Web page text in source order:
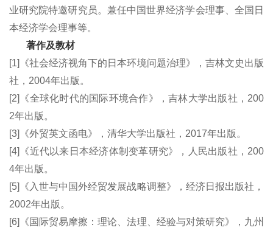
业研究院特邀研究员。兼任中国世界经济学会理事、全国日
本经济学会理事等。
著作及教材
[1]《社会经济视角下的日本环境问题治理》，吉林文史出版
社，2004年出版。
[2]《全球化时代的国际环境合作》，吉林大学出版社，200
2年出版。
[3]《外贸英文函电》，清华大学出版社，2017年出版。
[4]《近代以来日本经济体制变革研究》，人民出版社，200
4年出版。
[5]《入世与中国外经贸发展战略调整》，经济日报出版社，
2002年出版。
[6]《国际贸易摩擦：理论、法理、经验与对策研究》，九州